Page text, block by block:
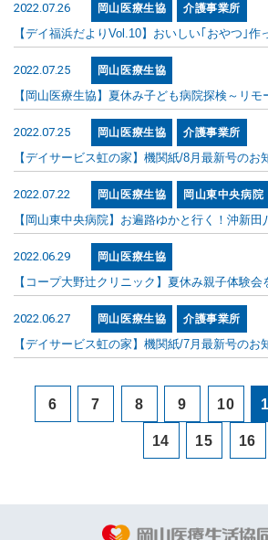
2022.07.26 岡山医療生協 介護事業所
【デイ福浜だよりVol.10】おいしい｢おやつ｣作
2022.07.25 岡山医療生協
【岡山医療生協】夏休み子ども病院探検～リモ
2022.07.25 岡山医療生協 介護事業所
【デイサービス虹の家】機関紙/8月最新号のお
2022.07.22 岡山医療生協 岡山東中央病院
【岡山東中央病院】お遍路ゆかと行く！沖新田
2022.06.29 岡山医療生協
【コープ大野辻クリニック】夏休み親子体験会
2022.06.27 岡山医療生協 介護事業所
【デイサービス虹の家】機関紙/7月最新号のお
6 7 8 9 10
14 15 16